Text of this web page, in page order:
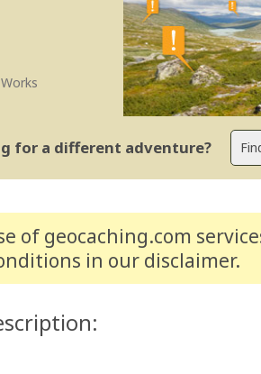
for a different adventure?
of geocaching.com
in our disclaimer.